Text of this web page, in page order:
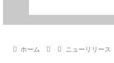
ホーム ニューリリース